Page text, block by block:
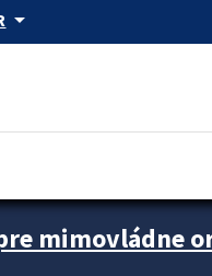
arrow_drop_down
mimovládne